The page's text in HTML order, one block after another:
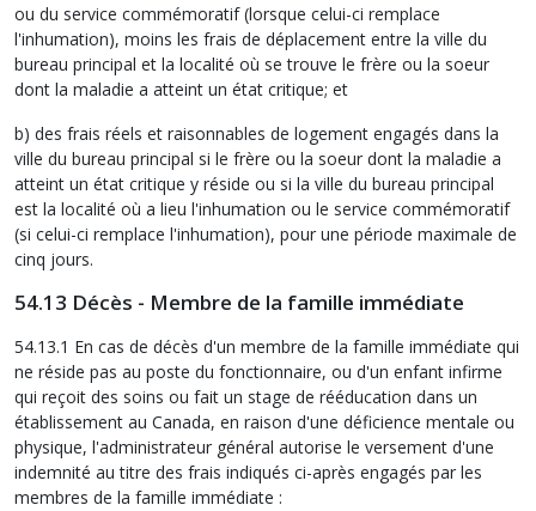
ou du service commémoratif (lorsque celui-ci remplace
l'inhumation), moins les frais de déplacement entre la ville du
bureau principal et la localité où se trouve le frère ou la soeur
dont la maladie a atteint un état critique; et
b) des frais réels et raisonnables de logement engagés dans la
ville du bureau principal si le frère ou la soeur dont la maladie a
atteint un état critique y réside ou si la ville du bureau principal
est la localité où a lieu l'inhumation ou le service commémoratif
(si celui-ci remplace l'inhumation), pour une période maximale de
cinq jours.
54.13 Décès - Membre de la famille immédiate
54.13.1 En cas de décès d'un membre de la famille immédiate qui
ne réside pas au poste du fonctionnaire, ou d'un enfant infirme
qui reçoit des soins ou fait un stage de rééducation dans un
établissement au Canada, en raison d'une déficience mentale ou
physique, l'administrateur général autorise le versement d'une
indemnité au titre des frais indiqués ci-après engagés par les
membres de la famille immédiate :